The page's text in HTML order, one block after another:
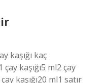
kaşığı kaç
kaşığı5 ml2 çay
kaşığı20 ml1 satır